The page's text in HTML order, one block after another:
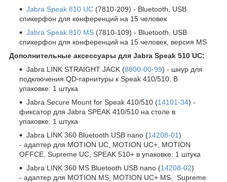
Jabra Speak 810 UC (7810-209) - Bluetooth, USB
спикерфон для конференций на 15 человек
Jabra Speak 810 MS (7810-109) - Bluetooth, USB
спикерфон для конференций на 15 человек, версия MS
Дополнительные аксессуары для Jabra Speak 510 UC:
Jabra LINK STRAIGHT JACK (8800-00-99) - шнур для
подключения QD-гарнитуры к Speak 410/510. В
упаковке: 1 штука
Jabra Secure Mount for Speak 410/510 (14101-34) -
фиксатор для Jabra SPEAK 410/510 на столе в
упаковке: 1 штука
Jabra LINK 360 Bluetooth USB nano (14208-01)
- адаптер для MOTION UC, MOTION UC+, MOTION
OFFCE, Supreme UC, SPEAK 510+ в упаковке: 1 штука
Jabra LINK 360 MS Bluetooth USB nano (14208-02)
- адаптер для MOTION MS, MOTION UC+ MS, Supreme